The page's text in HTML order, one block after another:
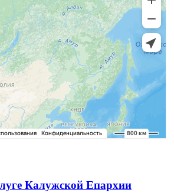
Калужской Епархии